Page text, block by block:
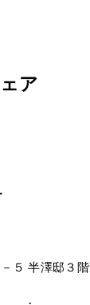
ア
５ 半澤邸３階